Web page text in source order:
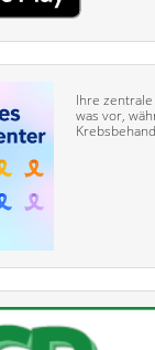
Ihre
was vor,